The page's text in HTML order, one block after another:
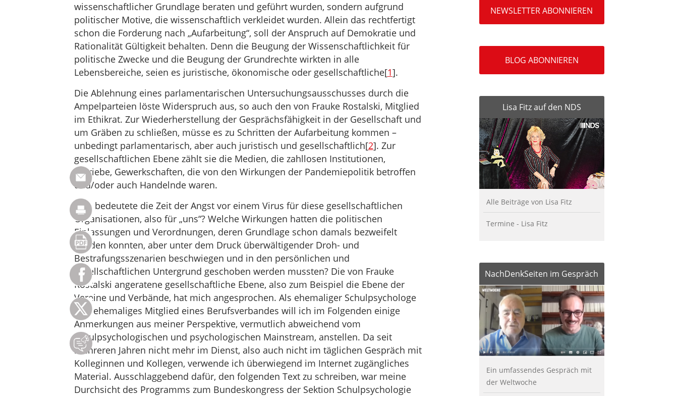
wissenschaftlicher Grundlage beraten und geführt wurden, sondern aufgrund
politischer Motive, die wissenschaftlich verkleidet wurden. Allein das rechtfertigt
schon die Forderung nach „Aufarbeitung“, soll der Anspruch auf Demokratie und
Rationalität Gültigkeit behalten. Denn die Beugung der Wissenschaftlichkeit für
politische Zwecke und die Beugung der Grundrechte wirkten in alle
Lebensbereiche, seien es juristische, ökonomische oder gesellschaftliche[1].
Die Ablehnung eines parlamentarischen Untersuchungsausschusses durch die
Ampelparteien löste Widerspruch aus, so auch den von Frauke Rostalski, Mitglied
im Ethikrat. Zur Wiederherstellung der Gesprächsfähigkeit in der Gesellschaft und
um Gräben zu schließen, müsse es zu Schritten der Aufarbeitung kommen –
unbedingt parlamentarisch, aber auch juristisch und gesellschaftlich[2]. Zur
gesellschaftlichen Ebene zählt sie die Medien, die zahllosen Institutionen,
Betriebe, Gewerkschaften, die von den Wirkungen der Pandemiepolitik betroffen
und/oder auch Handelnde waren.
Was bedeutete die Zeit der Angst vor einem Virus für diese gesellschaftlichen
Organisationen, also für „uns“? Welche Wirkungen hatten die politischen
Einlassungen und Verordnungen, deren Grundlage schon damals bezweifelt
werden konnten, aber unter dem Druck überwältigender Droh- und
Bestrafungsszenarien beschwiegen und in den persönlichen und
gesellschaftlichen Untergrund geschoben werden mussten? Die von Frauke
Rostalski angeratene gesellschaftliche Ebene, also zum Beispiel die Ebene der
Vereine und Verbände, hat mich angesprochen. Als ehemaliger Schulpsychologe
und ehemaliges Mitglied eines Berufsverbandes will ich im Folgenden einige
Anmerkungen aus meiner Perspektive, vermutlich abweichend vom
schulpsychologischen und psychologischen Mainstream, anstellen. Da seit
mehreren Jahren nicht mehr im Dienst, also auch nicht im täglichen Gespräch mit
Kolleginnen und Kollegen, verwende ich überwiegend im Internet zugängliches
Material. Ausschlaggebend dafür, den folgenden Text zu schreiben, war meine
Durchsicht des Programms zum Bundeskongress der Sektion Schulpsychologie
NEWSLETTER ABONNIEREN
BLOG ABONNIEREN
Lisa Fitz auf den NDS
Alle Beiträge von Lisa Fitz
Termine - Lisa Fitz
NachDenkSeiten im Gespräch
Ein umfassendes Gespräch mit
der Weltwoche